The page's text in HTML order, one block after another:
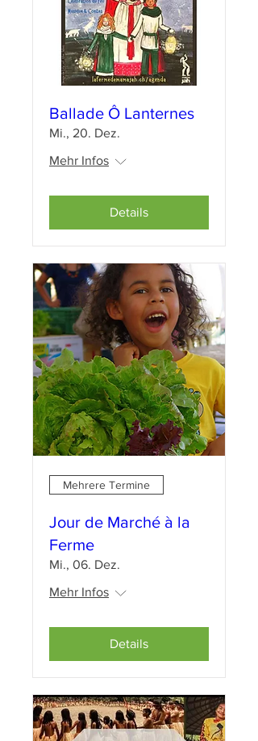
Ballade Ô Lanternes
Mi., 20. Dez.
Mehr Infos
Details
Mehrere Termine
Jour de Marché à la
Ferme
Mi., 06. Dez.
Mehr Infos
Details